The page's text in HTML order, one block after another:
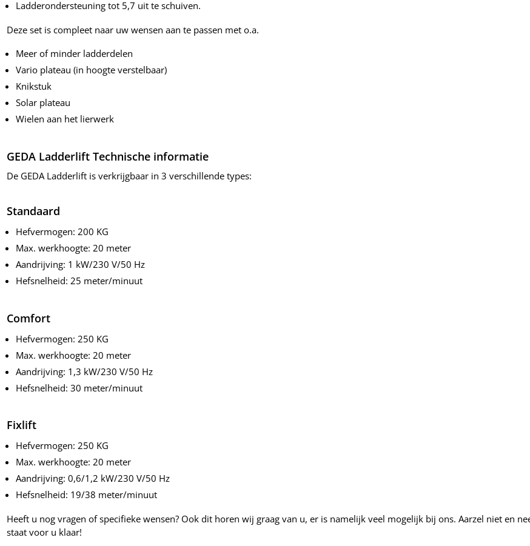
Ladderondersteuning tot 5,7 uit te schuiven.
Deze set is compleet naar uw wensen aan te passen met o.a.
Meer of minder ladderdelen
Vario plateau (in hoogte verstelbaar)
Knikstuk
Solar plateau
Wielen aan het lierwerk
GEDA Ladderlift Technische informatie
De GEDA Ladderlift is verkrijgbaar in 3 verschillende types:
Standaard
Hefvermogen: 200 KG
Max. werkhoogte: 20 meter
Aandrijving: 1 kW/230 V/50 Hz
Hefsnelheid: 25 meter/minuut
Comfort
Hefvermogen: 250 KG
Max. werkhoogte: 20 meter
Aandrijving: 1,3 kW/230 V/50 Hz
Hefsnelheid: 30 meter/minuut
Fixlift
Hefvermogen: 250 KG
Max. werkhoogte: 20 meter
Aandrijving: 0,6/1,2 kW/230 V/50 Hz
Hefsnelheid: 19/38 meter/minuut
Heeft u nog vragen of specifieke wensen? Ook dit horen wij graag van u, er is namelijk veel mogelijk bij ons. Aarzel niet en
staat voor u klaar!